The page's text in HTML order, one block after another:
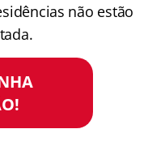
não estão